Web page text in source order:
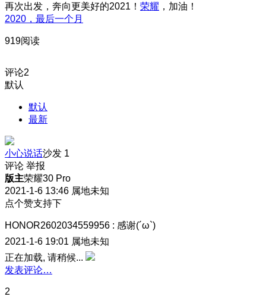
再次出发，奔向更美好的2021！ 荣耀 ，加油！
2020，最后一个月
919阅读
评论2
默认
默认
最新
小心说话沙发 1
评论 举报
版主荣耀30 Pro
2021-1-6 13:46 属地未知
点个赞支持下
HONOR2602034559956 : 感谢(´ω`)
2021-1-6 19:01 属地未知
正在加载, 请稍候...
发表评论…
2